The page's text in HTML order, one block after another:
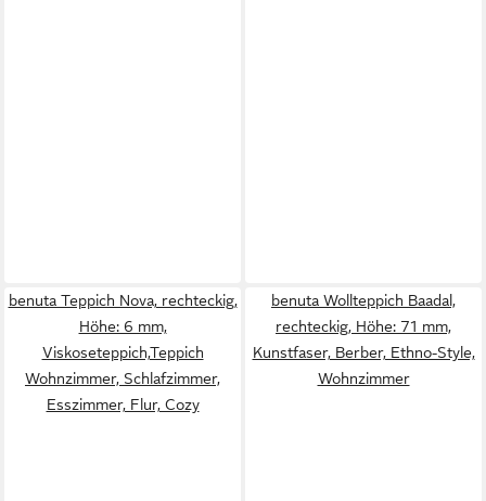
benuta Teppich Nova, rechteckig,
Höhe: 6 mm,
Viskoseteppich,Teppich
Wohnzimmer, Schlafzimmer,
Esszimmer, Flur, Cozy
benuta Wollteppich Baadal,
rechteckig, Höhe: 71 mm,
Kunstfaser, Berber, Ethno-Style,
Wohnzimmer